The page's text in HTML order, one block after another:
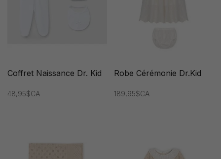
Coffret Naissance Dr. Kid
48,95$CA
Robe Cérémonie Dr.Kid
189,95$CA